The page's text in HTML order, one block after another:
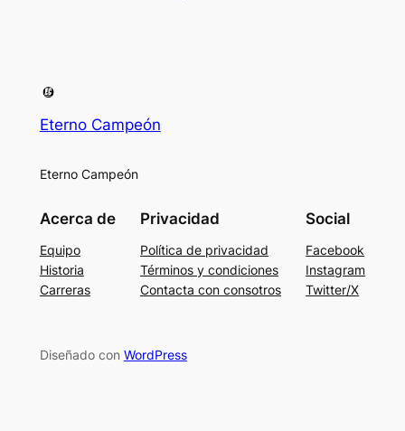
Eterno Campeón
Eterno Campeón
Acerca de
Equipo
Historia
Carreras
Privacidad
Política de privacidad
Términos y condiciones
Contacta con consotros
Social
Facebook
Instagram
Twitter/X
Diseñado con WordPress